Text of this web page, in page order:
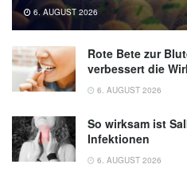
6. AUGUST 2026
Rote Bete zur
verbessert die
6. AUGUST 2026
So wirksam ist
Infektionen
6. AUGUST 2026